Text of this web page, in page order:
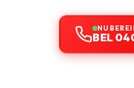
NU
BEL